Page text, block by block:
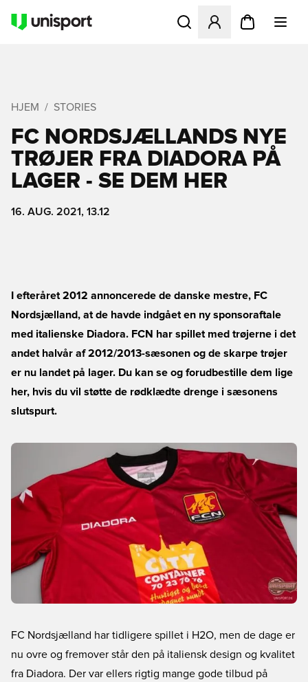
Åbner en Modal til at
HJEM STORIES
FC NORDSJÆLLANDS NYE
TRØJER FRA DIADORA PÅ
LAGER - SE DEM HER
16. AUG. 2021, 13.12
I efteråret 2012 annoncerede de danske mestre, FC
Nordsjælland, at de havde indgået en ny sponsoraftale
med italienske Diadora. FCN har spillet med trøjerne i det
andet halvår af 2012/2013-sæsonen og de skarpe trøjer
er nu landet på lager. Du kan se og forudbestille dem lige
her, hvis du vil støtte de rødklædte drenge i sæsonens
slutspurt.
FC Nordsjælland har tidligere spillet i H2O, men de dage er
nu ovre og fremover står den på italiensk design og kvalitet
fra Diadora. Der var ellers rigtig mange gode tilbud på